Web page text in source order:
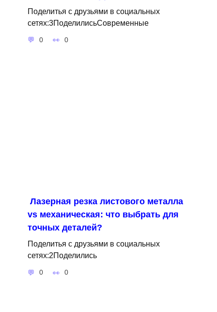
Поделитья с друзьями в социальных
сетях:3ПоделилисьСовременные
0 0
Лазерная резка листового металла
vs механическая: что выбрать для
точных деталей?
Поделитья с друзьями в социальных
сетях:2Поделились
0 0